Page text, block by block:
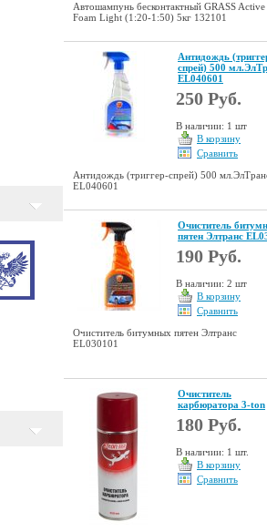
Автошампунь бесконтактный GRASS Active
Foam Light (1:20-1:50) 5кг 132101
Антидождь
спрей) 500
EL040601
250 Руб.
В наличии: 1 шт
В корзину
Сравнить
Антидождь (триггер-спрей) 500
EL040601
Очиститель
пятен Элтранс
190 Руб.
В наличии: 2 шт
В корзину
Сравнить
Очиститель битумных пятен Элтранс
EL030101
Очиститель
карбюратора 3-ton
180 Руб.
В наличии: 1 шт.
В корзину
Сравнить